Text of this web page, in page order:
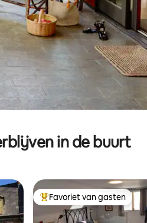
in de buurt
Topfavoriet van gasten
Favoriet van gasten